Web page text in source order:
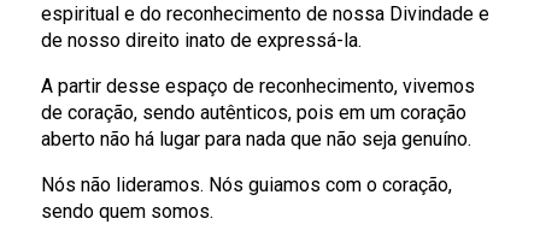
espiritual e do reconhecimento de nossa Divindade e
de nosso direito inato de expressá-la.
A partir desse espaço de reconhecimento, vivemos
de coração, sendo autênticos, pois em um coração
aberto não há lugar para nada que não seja genuíno.
Nós não lideramos. Nós guiamos com o coração,
sendo quem somos.